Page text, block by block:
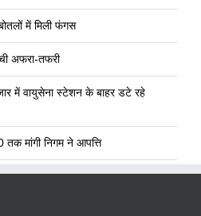
में मिली फंगस
अफरा-तफरी
में वायुसेना स्टेशन के बाहर डटे रहे
मांगी निगम ने आपत्ति